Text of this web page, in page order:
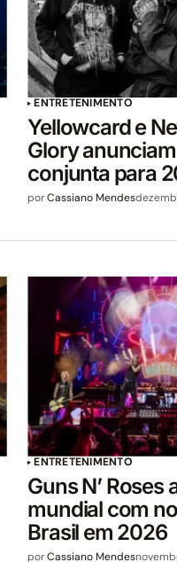
ENTRETENIMENTO
Yellowcard e
Glory
conjunta para
por Cassiano Mendes
ENTRETENIMENTO
Guns N’ Roses
mundial com
Brasil em 2026
por Cassiano Mendes